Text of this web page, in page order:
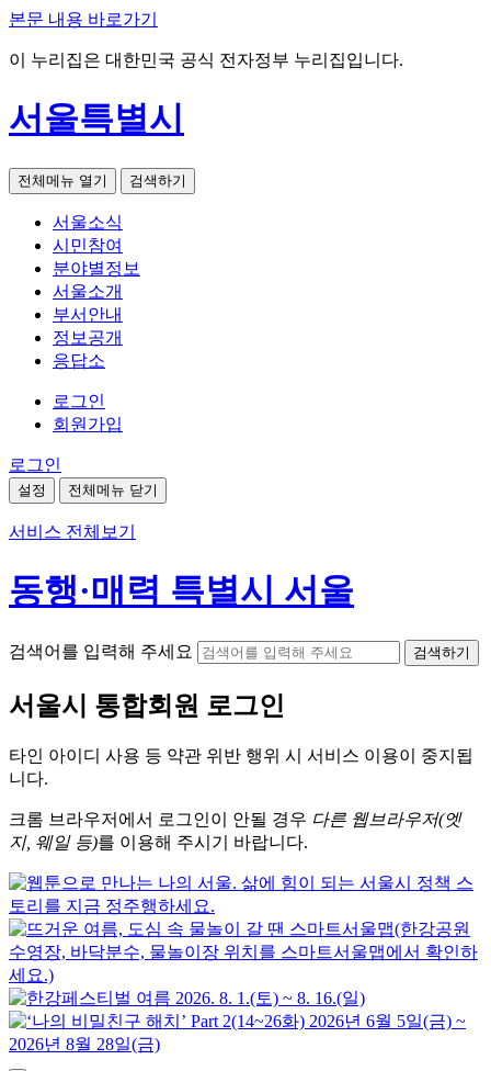
본문 내용 바로가기
이 누리집은 대한민국 공식 전자정부 누리집입니다.
서울특별시
전체메뉴 열기 검색하기
서울소식
시민참여
분야별정보
서울소개
부서안내
정보공개
응답소
로그인
회원가입
로그인
설정 전체메뉴 닫기
서비스 전체보기
동행·매력 특별시 서울
검색어를 입력해 주세요 검색하기
서울시 통합회원 로그인
타인 아이디 사용 등 약관 위반 행위 시 서비스 이용이 중지됩
니다.
크롬 브라우저에서 로그인이 안될 경우 다른 웹브라우저(엣
지, 웨일 등)를 이용해 주시기 바랍니다.